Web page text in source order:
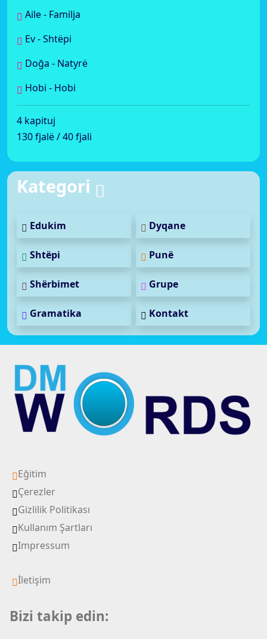
Aile - Familja
Ev - Shtëpi
Doğa - Natyrë
Hobi - Hobi
4 kapituj
130 fjalë / 40 fjali
Kategori
Edukim Dyqane
Shtëpi Punë
Shërbimet Grupe
Gramatika Kontakt
Eğitim
Çerezler
Gizlilik Politikası
Kullanım Şartları
Impressum
İletişim
Bizi takip edin: